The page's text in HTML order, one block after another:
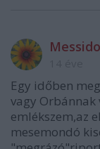
Egy időben
vagy
emlékszem,az
mesemondó